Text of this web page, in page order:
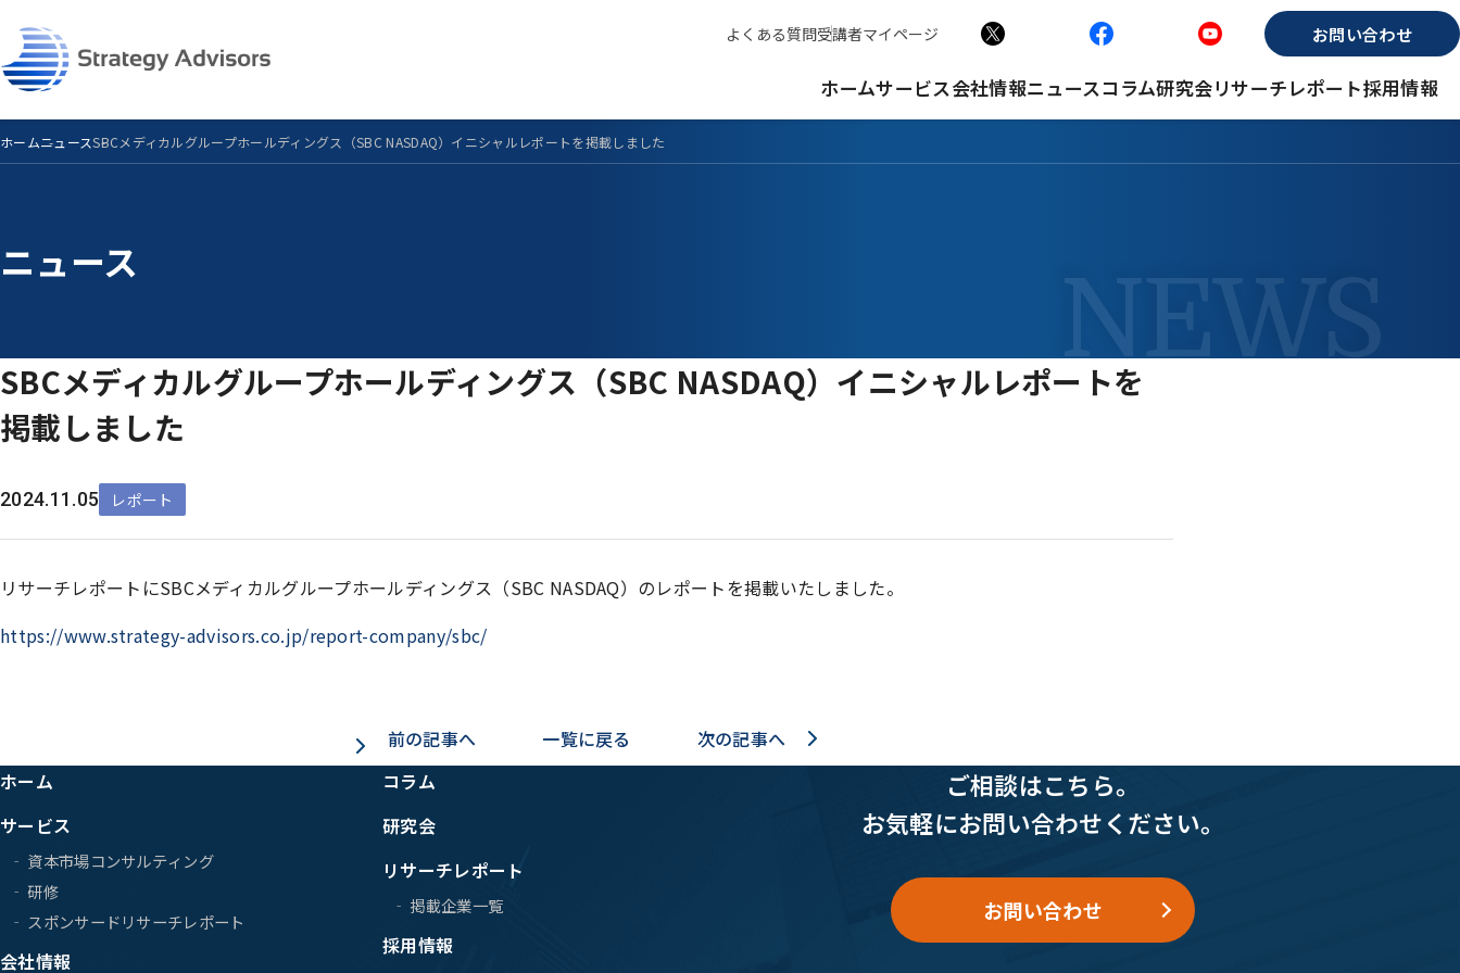
the
よくある質問受講者マイページ お問い合わせ
ホームサービス会社情報ニュースコラム研究会リサーチレポート採用情報
ホームニュースSBCメディカルグループホールディングス（SBC NASDAQ）イニシャルレポートを掲載しました
ニュース
SBCメディカルグループホールディングス（SBC NASDAQ）イニシャルレポートを
掲載しました
2024.11.05 レポート
リサーチレポートにSBCメディカルグループホールディングス（SBC NASDAQ）のレポートを掲載いたしました。
https://www.strategy-advisors.co.jp/report-company/sbc/
前の記事へ 次の記事へ
一覧に戻る
ホーム
サービス
資本市場コンサルティング
研修
スポンサードリサーチレポート
会社情報
コラム
研究会
リサーチレポート
掲載企業一覧
採用情報
ご相談はこちら。
お気軽にお問い合わせください。
お問い合わせ